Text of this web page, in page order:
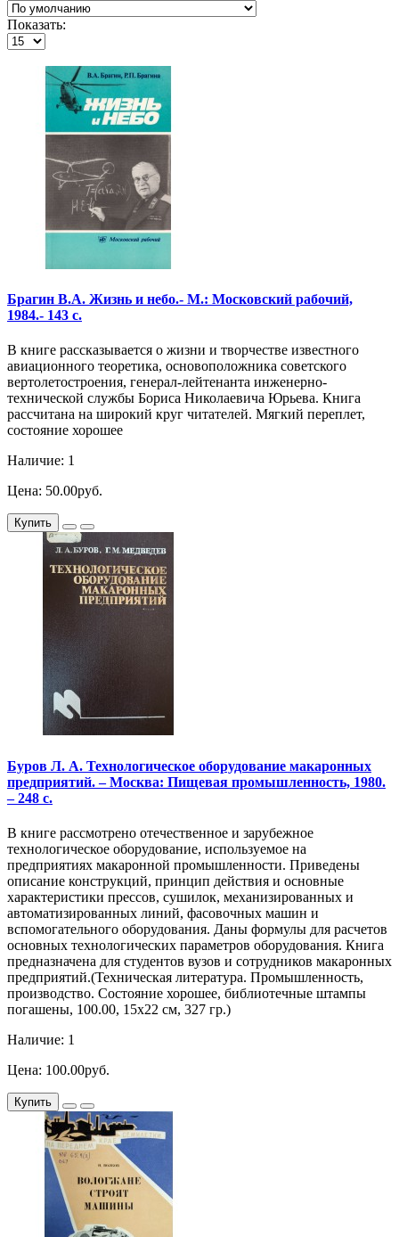
Показать:
Брагин В.А. Жизнь и небо.- М.: Московский рабочий,
1984.- 143 с.
В книге рассказывается о жизни и творчестве известного
авиационного теоретика, основоположника советского
вертолетостроения, генерал-лейтенанта инженерно-
технической службы Бориса Николаевича Юрьева. Книга
рассчитана на широкий круг читателей. Мягкий переплет,
состояние хорошее
Наличие: 1
Цена: 50.00руб.
Купить
Буров Л. А. Технологическое оборудование макаронных
предприятий. – Москва: Пищевая промышленность, 1980.
– 248 с.
В книге рассмотрено отечественное и зарубежное
технологическое оборудование, используемое на
предприятиях макаронной промышленности. Приведены
описание конструкций, принцип действия и основные
характеристики прессов, сушилок, механизированных и
автоматизированных линий, фасовочных машин и
вспомогательного оборудования. Даны формулы для расчетов
основных технологических параметров оборудования. Книга
предназначена для студентов вузов и сотрудников макаронных
предприятий.(Техническая литература. Промышленность,
производство. Состояние хорошее, библиотечные штампы
погашены, 100.00, 15х22 см, 327 гр.)
Наличие: 1
Цена: 100.00руб.
Купить